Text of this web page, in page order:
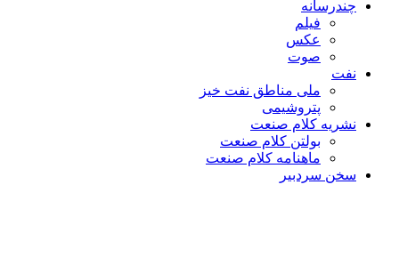
چندرسانه
فیلم
عکس
صوت
نفت
ملی مناطق نفت خیز
پتروشیمی
نشریه کلام صنعت
بولتن کلام صنعت
ماهنامه کلام صنعت
سخن سردبیر